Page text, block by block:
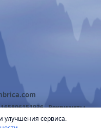
·Реквизиты
улучшения сервиса.